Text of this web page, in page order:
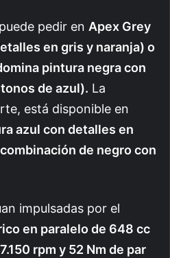
pedir en Apex Grey
en gris y naranja) o
pintura negra con
de azul). La
está disponible en
azul con detalles en
de negro con
impulsadas por el
en paralelo de 648 cc
rpm y 52 Nm de par